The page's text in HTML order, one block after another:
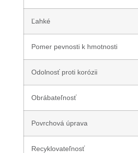
Ľahké
Pomer pevnosti k hmotnosti
Odolnosť proti korózii
Obrábateľnosť
Povrchová úprava
Recyklovateľnosť